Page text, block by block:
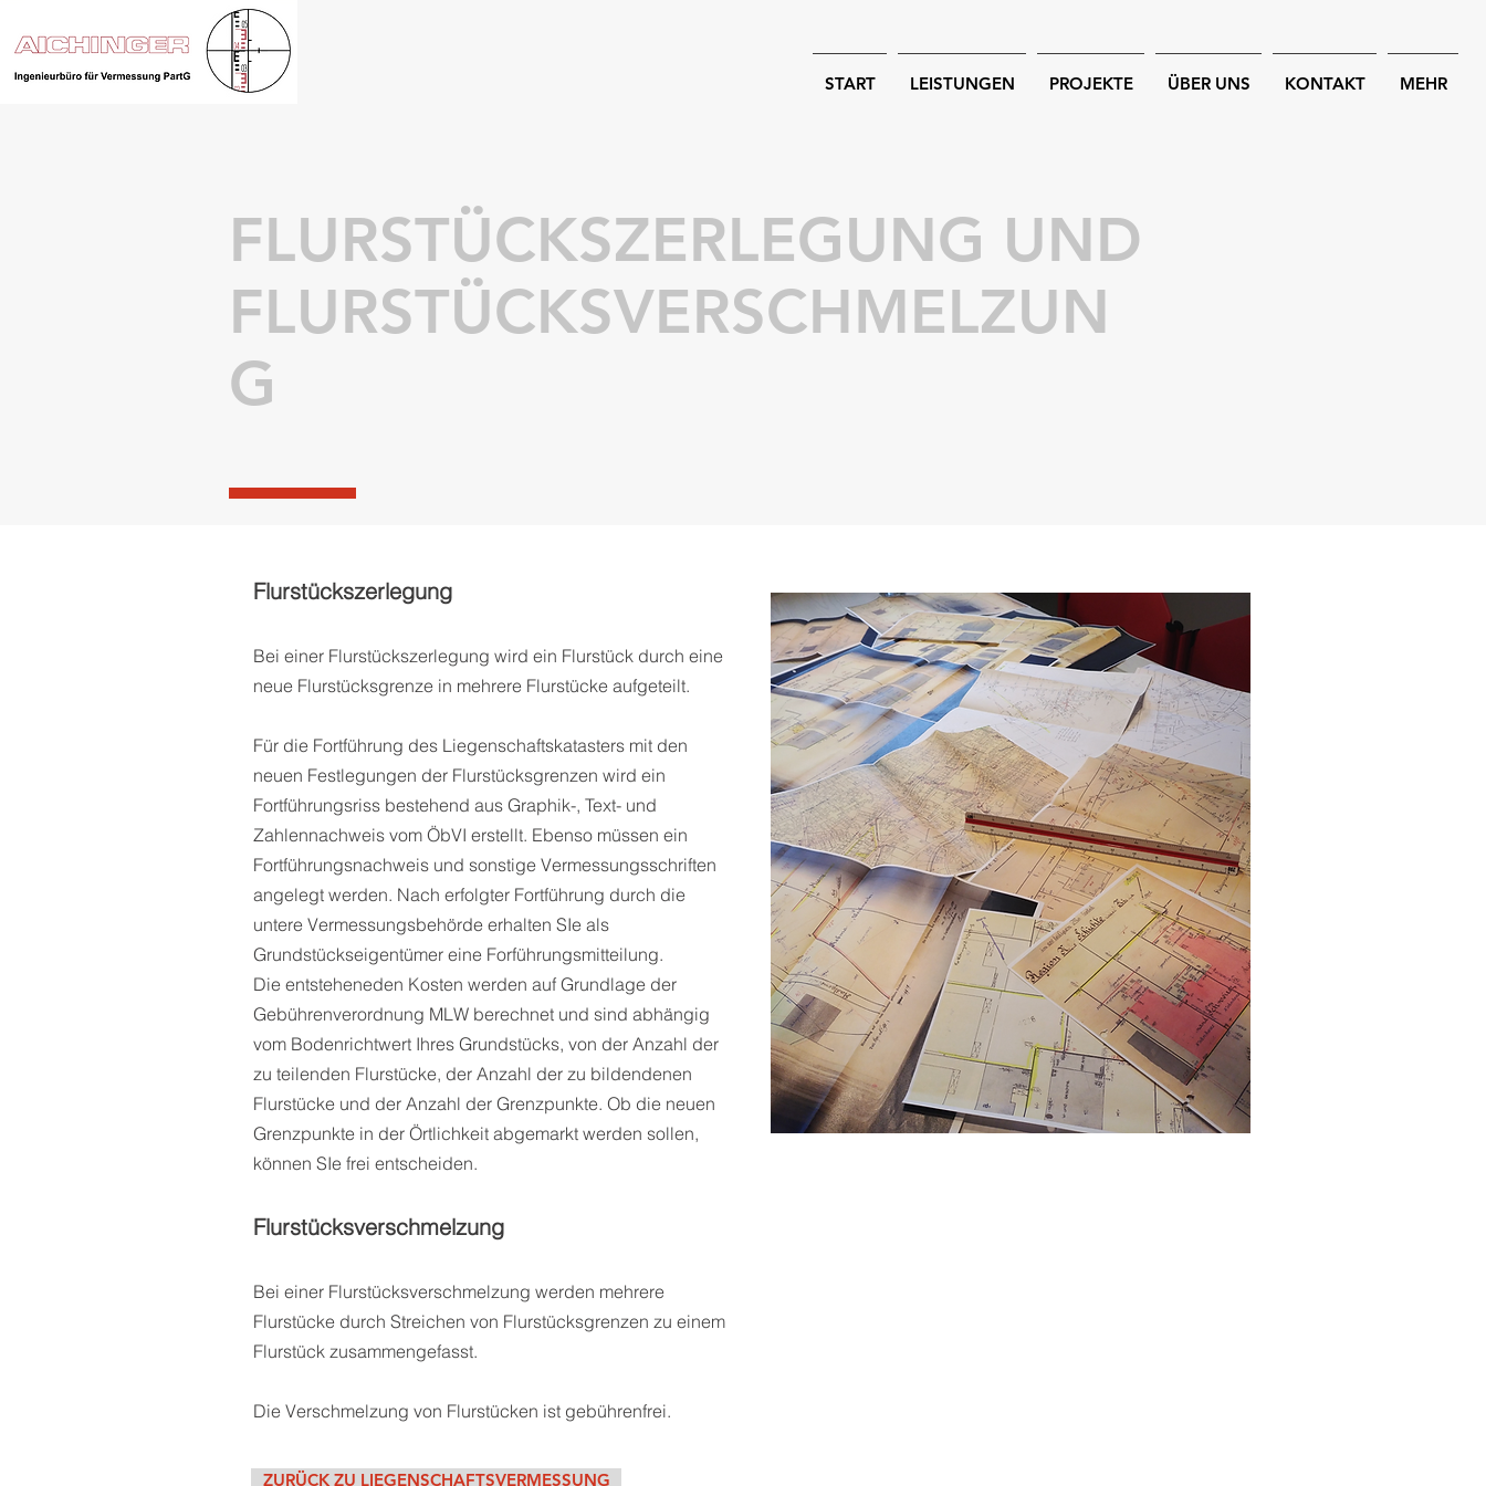
START LEISTUNGEN PROJEKTE ÜBER UNS KONTAKT MEHR
FLURSTÜCKSZERLEGUNG UND
FLURSTÜCKSVERSCHMELZUN
G
Flurstückszerlegung
Bei einer Flurstückszerlegung wird ein Flurstück durch eine
neue Flurstücksgrenze in mehrere Flurstücke aufgeteilt.
Für die Fortführung des Liegenschaftskatasters mit den
neuen Festlegungen der Flurstücksgrenzen wird ein
Fortführungsriss bestehend aus Graphik-, Text- und
Zahlennachweis vom ÖbVI erstellt. Ebenso müssen ein
Fortführungsnachweis und sonstige Vermessungsschriften
angelegt werden. Nach erfolgter Fortführung durch die
untere Vermessungsbehörde erhalten SIe als
Grundstückseigentümer eine Forführungsmitteilung.
Die entsteheneden Kosten werden auf Grundlage der
Gebührenverordnung MLW berechnet und sind abhängig
vom Bodenrichtwert Ihres Grundstücks, von der Anzahl der
zu teilenden Flurstücke, der Anzahl der zu bildendenen
Flurstücke und der Anzahl der Grenzpunkte. Ob die neuen
Grenzpunkte in der Örtlichkeit abgemarkt werden sollen,
können SIe frei entscheiden.
Flurstücksverschmelzung
Bei einer Flurstücksverschmelzung werden mehrere
Flurstücke durch Streichen von Flurstücksgrenzen zu einem
Flurstück zusammengefasst.
Die Verschmelzung von Flurstücken ist gebührenfrei.
ZURÜCK ZU LIEGENSCHAFTSVERMESSUNG